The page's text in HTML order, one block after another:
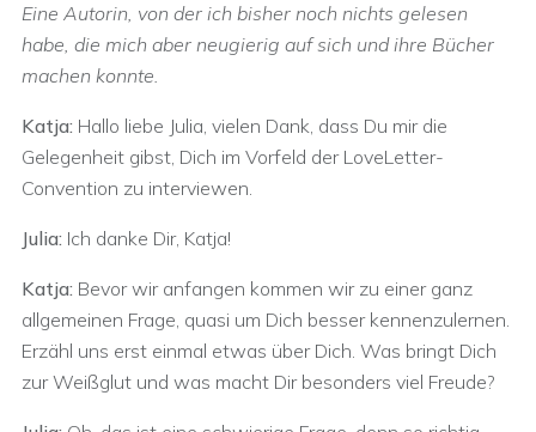
Eine Autorin, von der ich bisher noch nichts gelesen
habe, die mich aber neugierig auf sich und ihre Bücher
machen konnte.
Katja: Hallo liebe Julia, vielen Dank, dass Du mir die
Gelegenheit gibst, Dich im Vorfeld der LoveLetter-
Convention zu interviewen.
Julia: Ich danke Dir, Katja!
Katja: Bevor wir anfangen kommen wir zu einer ganz
allgemeinen Frage, quasi um Dich besser kennenzulernen.
Erzähl uns erst einmal etwas über Dich. Was bringt Dich
zur Weißglut und was macht Dir besonders viel Freude?